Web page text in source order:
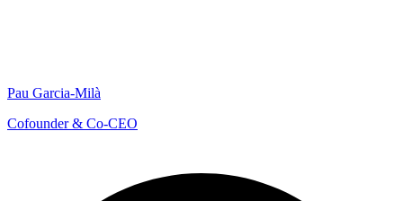
Pau Garcia-Milà
Cofounder & Co-CEO